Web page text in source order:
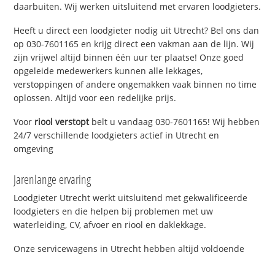
daarbuiten. Wij werken uitsluitend met ervaren loodgieters.
Heeft u direct een loodgieter nodig uit Utrecht? Bel ons dan
op 030-7601165 en krijg direct een vakman aan de lijn. Wij
zijn vrijwel altijd binnen één uur ter plaatse! Onze goed
opgeleide medewerkers kunnen alle lekkages,
verstoppingen of andere ongemakken vaak binnen no time
oplossen. Altijd voor een redelijke prijs.
Voor riool verstoptbelt u vandaag 030-7601165! Wij hebben
24/7 verschillende loodgieters actief in Utrecht en
omgeving
Jarenlange ervaring
Loodgieter Utrecht werkt uitsluitend met gekwalificeerde
loodgieters en die helpen bij problemen met uw
waterleiding, CV, afvoer en riool en daklekkage.
Onze servicewagens in Utrecht hebben altijd voldoende